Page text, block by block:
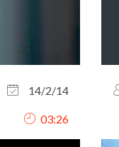
14/2/14
03:26